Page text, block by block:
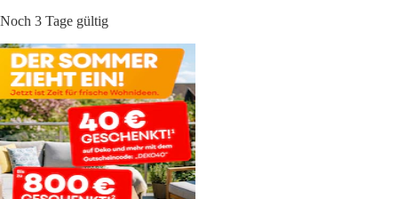
Noch 3 Tage gültig